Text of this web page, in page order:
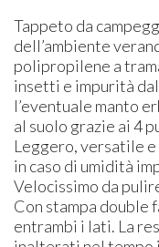
Tappeto da
dell’ambiente
polipropilene a
insetti e impurità
l’eventuale manto
al suolo grazie ai 4
Leggero, versatile
in caso di umidità
Velocissimo da
Con stampa double
entrambi i lati. La